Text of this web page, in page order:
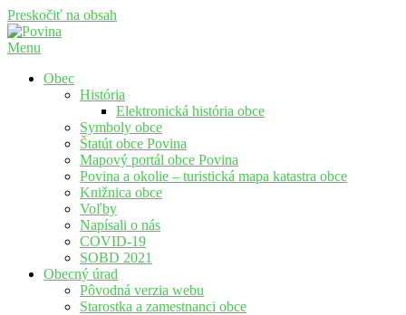
Preskočiť na obsah
Menu
Obec
História
Elektronická história obce
Symboly obce
Štatút obce Povina
Mapový portál obce Povina
Povina a okolie – turistická mapa katastra obce
Knižnica obce
Voľby
Napísali o nás
COVID-19
SOBD 2021
Obecný úrad
Pôvodná verzia webu
Starostka a zamestnanci obce